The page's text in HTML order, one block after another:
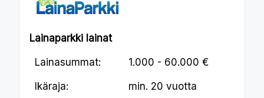
Lainaparkki lainat
Lainasummat: 1.000 - 60.000 €
Ikäraja: min. 20 vuotta